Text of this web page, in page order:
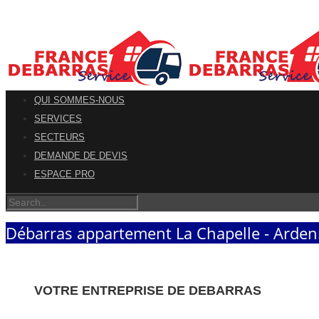
QUI SOMMES-NOUS
SERVICES
SECTEURS
DEMANDE DE DEVIS
ESPACE PRO
Débarras appartement La Chapelle -
VOTRE ENTREPRISE DE DEBARRAS